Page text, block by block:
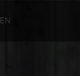
EN